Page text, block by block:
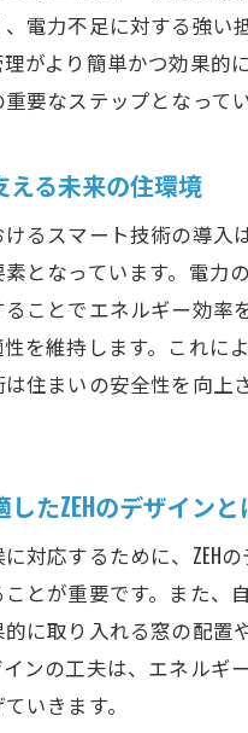
電力不足に対する強
がより簡単かつ効果
要なステップとなって
える未来の住環境
るスマート技術の導入
となっています。電力
ことでエネルギー効
を維持します。これ
住まいの安全性を向
たZEHのデザインと
対応するために、ZEH
とが重要です。また、
に取り入れる窓の配
ンの工夫は、エネル
いきます。